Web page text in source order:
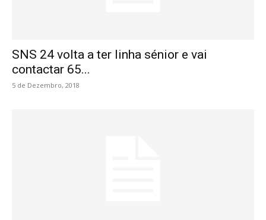
SNS 24 volta a ter linha sénior e vai
contactar 65...
5 de Dezembro, 2018